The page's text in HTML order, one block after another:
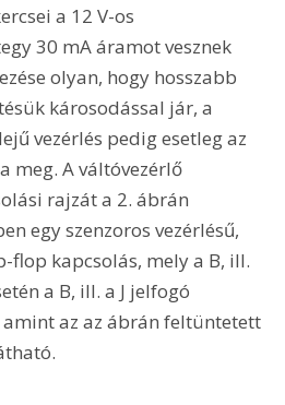
a 12 V-os
30 mA áramot vesznek
olyan, hogy hosszabb
károsodással jár, a
vezérlés pedig esetleg az
meg. A váltóvezérlő
rajzát a 2. ábrán
egy szenzoros vezérlésű,
kapcsolás, mely a B, ill.
a B, ill. a J jelfogó
az az ábrán feltüntetett